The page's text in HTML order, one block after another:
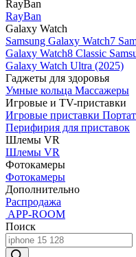
RayBan
RayBan
Galaxy Watch
Samsung Galaxy Watch7
Galaxy Watch8 Classic
Galaxy Watch Ultra (2025)
Гаджеты для здоровья
Умные кольца Массажеры
Игровые и TV-приставки
Игровые приставки
Перифирия для приставок
Шлемы VR
Шлемы VR
Фотокамеры
Фотокамеры
Дополнительно
Распродажа
APP-ROOM
Поиск
Поиск
товаров